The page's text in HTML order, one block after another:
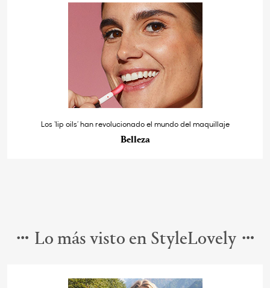
Los ‘lip oils’ han revolucionado el mundo del maquillaje
Belleza
Lo más visto en StyleLovely